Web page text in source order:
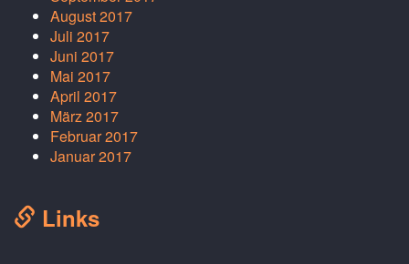
August 2017
Juli 2017
Juni 2017
Mai 2017
April 2017
März 2017
Februar 2017
Januar 2017
Links